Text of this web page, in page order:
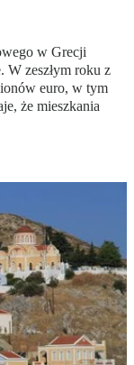
w Grecji
W zeszłym roku z
euro, w tym
że mieszkania